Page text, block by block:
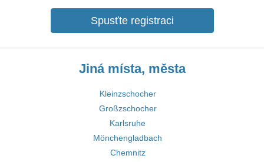
Spusťte registraci
Jiná místa, města
Kleinzschocher
Großzschocher
Karlsruhe
Mönchengladbach
Chemnitz